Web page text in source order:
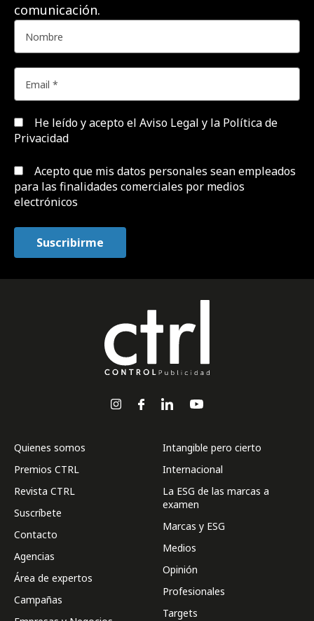
comunicación.
He leído y acepto el Aviso Legal y la Política de
Privacidad
Acepto que mis datos personales sean empleados
para las finalidades comerciales por medios
electrónicos
Quienes somos
Premios CTRL
Revista CTRL
Suscríbete
Contacto
Agencias
Área de expertos
Campañas
Intangible pero cierto
Internacional
La ESG de las marcas a
examen
Marcas y ESG
Medios
Opinión
Profesionales
Targets